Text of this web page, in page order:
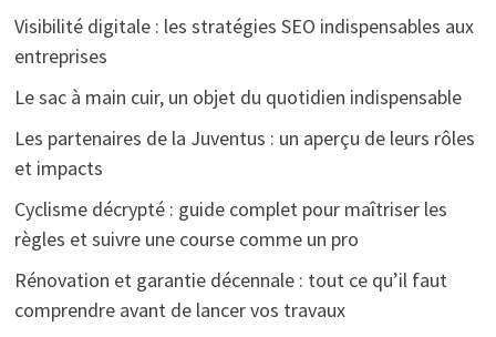
Visibilité digitale : les stratégies SEO indispensables aux
entreprises
Le sac à main cuir, un objet du quotidien indispensable
Les partenaires de la Juventus : un aperçu de leurs rôles
et impacts
Cyclisme décrypté : guide complet pour maîtriser les
règles et suivre une course comme un pro
Rénovation et garantie décennale : tout ce qu’il faut
comprendre avant de lancer vos travaux